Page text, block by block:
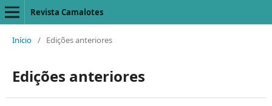
Revista Camalotes
Início / Edições anteriores
Edições anteriores